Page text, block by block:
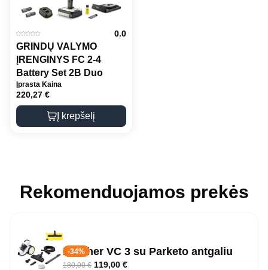
0.0
GRINDŲ VALYMO
ĮRENGINYS FC 2-4
Battery Set 2B Duo
Įprasta Kaina
220,27 €
Į krepšelį
Rekomenduojamos prekės
-34%
Karcher VC 3 su Parketo antgaliu
180,00€ 119,00 €